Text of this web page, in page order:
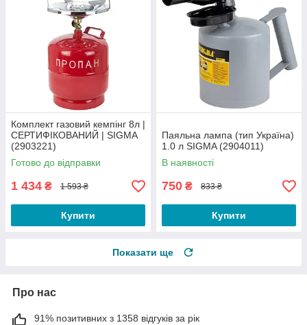
Комплект газовий кемпінг 8л |
СЕРТИФІКОВАНИЙ | SIGMA
(2903221)
Готово до відправки
1 434 ₴ 1 593 ₴
Купити
Паяльна лампа (тип Україна)
1.0 л SIGMA (2904011)
В наявності
750 ₴ 833 ₴
Купити
Показати ще
Про нас
91% позитивних з 1358 відгуків за рік